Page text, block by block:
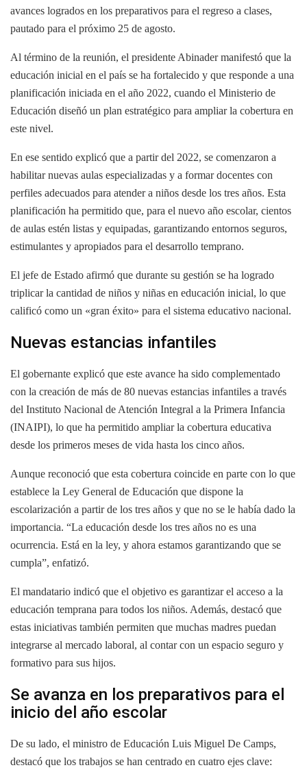
avances logrados en los preparativos para el regreso a clases,
pautado para el próximo 25 de agosto.
Al término de la reunión, el presidente Abinader manifestó que la
educación inicial en el país se ha fortalecido y que responde a una
planificación iniciada en el año 2022, cuando el Ministerio de
Educación diseñó un plan estratégico para ampliar la cobertura en
este nivel.
En ese sentido explicó que a partir del 2022, se comenzaron a
habilitar nuevas aulas especializadas y a formar docentes con
perfiles adecuados para atender a niños desde los tres años. Esta
planificación ha permitido que, para el nuevo año escolar, cientos
de aulas estén listas y equipadas, garantizando entornos seguros,
estimulantes y apropiados para el desarrollo temprano.
El jefe de Estado afirmó que durante su gestión se ha logrado
triplicar la cantidad de niños y niñas en educación inicial, lo que
calificó como un «gran éxito» para el sistema educativo nacional.
Nuevas estancias infantiles
El gobernante explicó que este avance ha sido complementado
con la creación de más de 80 nuevas estancias infantiles a través
del Instituto Nacional de Atención Integral a la Primera Infancia
(INAIPI), lo que ha permitido ampliar la cobertura educativa
desde los primeros meses de vida hasta los cinco años.
Aunque reconoció que esta cobertura coincide en parte con lo que
establece la Ley General de Educación que dispone la
escolarización a partir de los tres años y que no se le había dado la
importancia. “La educación desde los tres años no es una
ocurrencia. Está en la ley, y ahora estamos garantizando que se
cumpla”, enfatizó.
El mandatario indicó que el objetivo es garantizar el acceso a la
educación temprana para todos los niños. Además, destacó que
estas iniciativas también permiten que muchas madres puedan
integrarse al mercado laboral, al contar con un espacio seguro y
formativo para sus hijos.
Se avanza en los preparativos para el
inicio del año escolar
De su lado, el ministro de Educación Luis Miguel De Camps,
destacó que los trabajos se han centrado en cuatro ejes clave: